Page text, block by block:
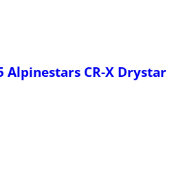
Alpinestars CR-X Drystar